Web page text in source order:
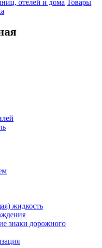
отелей и дома Товары
жидкость
знаки дорожного